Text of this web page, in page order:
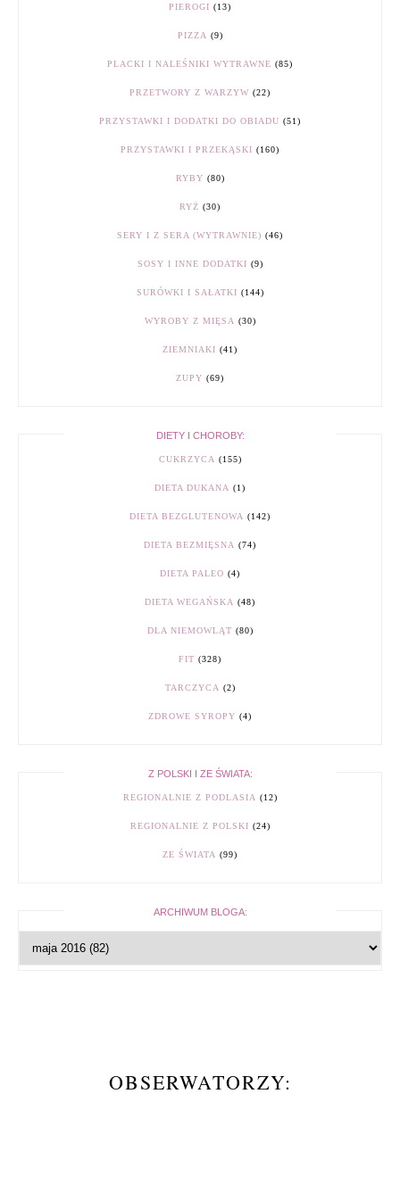
PIEROGI (13)
PIZZA (9)
PLACKI I NALEŚNIKI WYTRAWNE (85)
PRZETWORY Z WARZYW (22)
PRZYSTAWKI I DODATKI DO OBIADU (51)
PRZYSTAWKI I PRZEKĄSKI (160)
RYBY (80)
RYŻ (30)
SERY I Z SERA (WYTRAWNIE) (46)
SOSY I INNE DODATKI (9)
SURÓWKI I SAŁATKI (144)
WYROBY Z MIĘSA (30)
ZIEMNIAKI (41)
ZUPY (69)
DIETY I CHOROBY:
CUKRZYCA (155)
DIETA DUKANA (1)
DIETA BEZGLUTENOWA (142)
DIETA BEZMIĘSNA (74)
DIETA PALEO (4)
DIETA WEGAŃSKA (48)
DLA NIEMOWLĄT (80)
FIT (328)
TARCZYCA (2)
ZDROWE SYROPY (4)
Z POLSKI I ZE ŚWIATA:
REGIONALNIE Z PODLASIA (12)
REGIONALNIE Z POLSKI (24)
ZE ŚWIATA (99)
ARCHIWUM BLOGA:
OBSERWATORZY: